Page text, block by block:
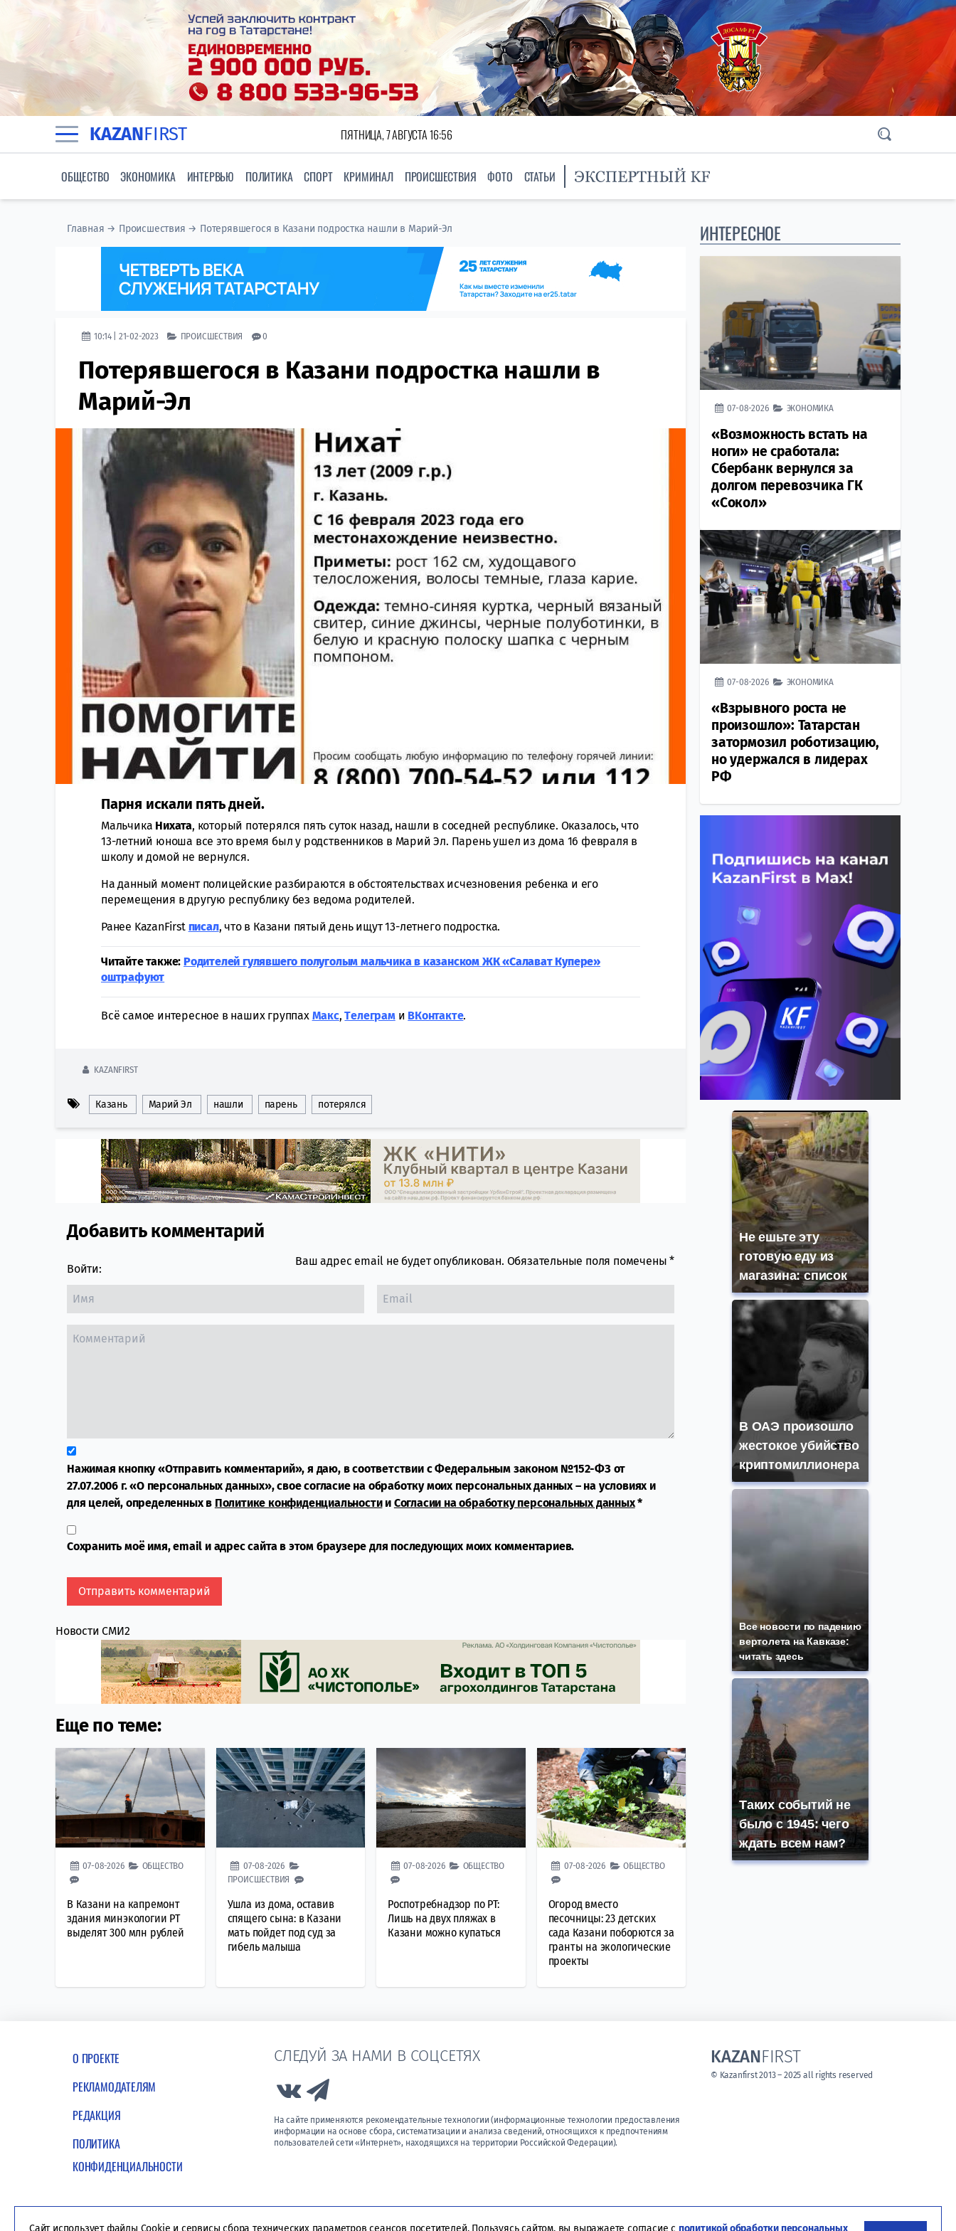
KAZANFIRST ПЯТНИЦА, 7 АВГУСТА 16:56
ОБЩЕСТВО ЭКОНОМИКА ИНТЕРВЬЮ ПОЛИТИКА СПОРТ КРИМИНАЛ ПРОИСШЕСТВИЯ ФОТО СТАТЬИ
Главная → Происшествия → Потерявшегося в Казани подростка нашли в Марий-Эл
10:14 | 21-02-2023 ПРОИСШЕСТВИЯ 0
Потерявшегося в Казани подростка нашли в
Марий-Эл
Парня искали пять дней.
Мальчика Нихата, который потерялся пять суток назад, нашли в соседней республике. Оказалось, что
13-летний юноша все это время был у родственников в Марий Эл. Парень ушел из дома 16 февраля в
школу и домой не вернулся.
На данный момент полицейские разбираются в обстоятельствах исчезновения ребенка и его
перемещения в другую республику без ведома родителей.
Ранее KazanFirst писал, что в Казани пятый день ищут 13-летнего подростка.
Читайте также: Родителей гулявшего полуголым мальчика в казанском ЖК «Салават Купере»
оштрафуют
Всё самое интересное в наших группах Макс,Tелеграми ВКонтакте.
KAZANFIRST
Казань Марий Эл нашли парень потерялся
Comment section
Добавить комментарий
Войти:
Ваш адрес email не будет опубликован. Обязательные поля помечены*
Нажимая кнопку «Отправить комментарий», я даю, в соответствии с Федеральным законом №152-ФЗ от
27.07.2006 г. «О персональных данных», свое согласие на обработку моих персональных данных – на условиях и
для целей, определенных в Политике конфиденциальностии Согласии на обработку персональных данных*
Сохранить моё имя, email и адрес сайта в этом браузере для последующих моих комментариев.
Новости СМИ2
Еще по теме:
07-08-2026 ОБЩЕСТВО
В Казани на капремонт
здания минэкологии РТ
выделят 300 млн рублей
07-08-2026
ПРОИСШЕСТВИЯ
Ушла из дома, оставив
спящего сына: в Казани
мать пойдет под суд за
гибель малыша
07-08-2026 ОБЩЕСТВО
Роспотребнадзор по РТ:
Лишь на двух пляжах в
Казани можно купаться
07-08-2026 ОБЩЕСТВО
Огород вместо
песочницы: 23 детских
сада Казани поборются за
гранты на экологические
проекты
ИНТЕРЕСНОЕ
07-08-2026 ЭКОНОМИКА
«Возможность встать на
ноги» не сработала:
Сбербанк вернулся за
долгом перевозчика ГК
«Сокол»
07-08-2026 ЭКОНОМИКА
«Взрывного роста не
произошло»: Татарстан
затормозил роботизацию,
но удержался в лидерах
РФ
Не ешьте эту
готовую еду из
магазина: список
В ОАЭ произошло
жестокое убийство
криптомиллионера
Все новости по падению
вертолета на Кавказе:
читать здесь
Таких событий не
было с 1945: чего
ждать всем нам?
О ПРОЕКТЕ
РЕКЛАМОДАТЕЛЯМ
РЕДАКЦИЯ
ПОЛИТИКА
КОНФИДЕНЦИАЛЬНОСТИ
СЛЕДУЙ ЗА НАМИ В СОЦСЕТЯХ
Link to Vk
На сайте применяются рекомендательные технологии (информационные технологии предоставления
информации на основе сбора, систематизации и анализа сведений, относящихся к предпочтениям
пользователей сети «Интернет», находящихся на территории Российской Федерации).
KAZANFIRST
© Kazanfirst 2013 – 2025 all rights reserved
Сайт использует файлы Cookie и сервисы сбора технических параметров сеансов посетителей. Пользуясь сайтом, вы выражаете согласие с политикой обработки персональных